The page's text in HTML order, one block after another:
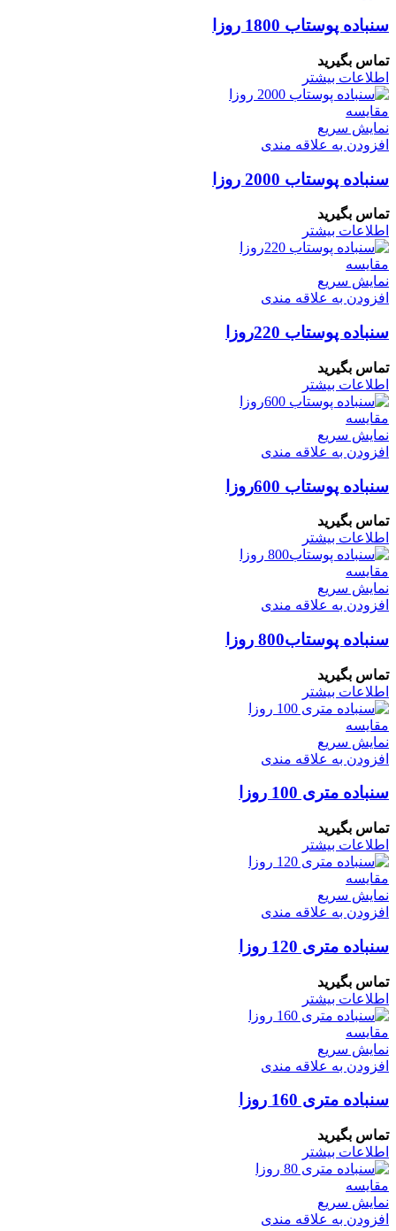
سنباده پوستاب 1800 روزا
تماس بگیرید
اطلاعات بیشتر
مقايسه
نمایش سریع
افزودن به علاقه مندی
سنباده پوستاب 2000 روزا
تماس بگیرید
اطلاعات بیشتر
مقايسه
نمایش سریع
افزودن به علاقه مندی
سنباده پوستاب 220روزا
تماس بگیرید
اطلاعات بیشتر
مقايسه
نمایش سریع
افزودن به علاقه مندی
سنباده پوستاب 600روزا
تماس بگیرید
اطلاعات بیشتر
مقايسه
نمایش سریع
افزودن به علاقه مندی
سنباده پوستاب800 روزا
تماس بگیرید
اطلاعات بیشتر
مقايسه
نمایش سریع
افزودن به علاقه مندی
سنباده متری 100 روزا
تماس بگیرید
اطلاعات بیشتر
مقايسه
نمایش سریع
افزودن به علاقه مندی
سنباده متری 120 روزا
تماس بگیرید
اطلاعات بیشتر
مقايسه
نمایش سریع
افزودن به علاقه مندی
سنباده متری 160 روزا
تماس بگیرید
اطلاعات بیشتر
مقايسه
نمایش سریع
افزودن به علاقه مندی